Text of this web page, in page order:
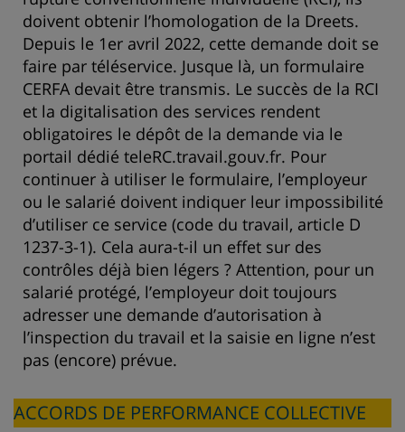
doivent obtenir l’homologation de la Dreets.
Depuis le 1er avril 2022, cette demande doit se
faire par téléservice. Jusque là, un formulaire
CERFA devait être transmis. Le succès de la RCI
et la digitalisation des services rendent
obligatoires le dépôt de la demande via le
portail dédié teleRC.travail.gouv.fr. Pour
continuer à utiliser le formulaire, l’employeur
ou le salarié doivent indiquer leur impossibilité
d’utiliser ce service (code du travail, article D
1237-3-1). Cela aura-t-il un effet sur des
contrôles déjà bien légers ? Attention, pour un
salarié protégé, l’employeur doit toujours
adresser une demande d’autorisation à
l’inspection du travail et la saisie en ligne n’est
pas (encore) prévue.
ACCORDS DE PERFORMANCE COLLECTIVE